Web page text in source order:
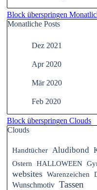
Block überspringen
Monatliche Posts
Dez 2021
Apr 2020
Mär 2020
Feb 2020
Block überspringen Clouds
Clouds
Handtücher Aludibond
Ostern HALLOWEEN
websites Warenzeichen
Wunschmotiv Tassen